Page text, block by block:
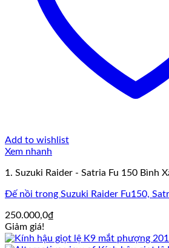
Add to wishlist
Xem nhanh
1. Suzuki Raider - Satria Fu 150 Bình
Đế nồi trong Suzuki Raider Fu150,
250.000,0₫
Giảm giá!